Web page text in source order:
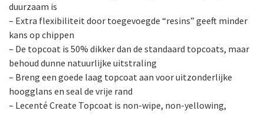
duurzaam is
– Extra flexibiliteit door toegevoegde “resins” geeft minder
kans op chippen
– De topcoat is 50% dikker dan de standaard topcoats, maar
behoud dunne natuurlijke uitstraling
– Breng een goede laag topcoat aan voor uitzonderlijke
hoogglans en seal de vrije rand
– Lecenté Create Topcoat is non-wipe, non-yellowing,